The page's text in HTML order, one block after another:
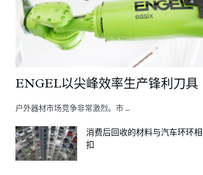
ENGEL以尖峰效率生产锋利刀具
户外器材市场竞争非常激烈。市 …
消费后回收的材料与汽车环环相
扣